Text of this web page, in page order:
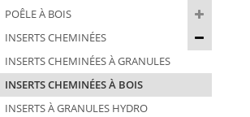
Insert à bois ventilé -
FIREMATIC Waco 12.6 kW
1 207,44 € -14%
1 404,00 €
Insert à bois 3
ventilé
BRONPI Paris
kW
POÊLE À BOIS
INSERTS CHEMINÉES
INSERTS CHEMINÉES À GRANULES
INSERTS CHEMINÉES À BOIS
INSERTS À GRANULES HYDRO